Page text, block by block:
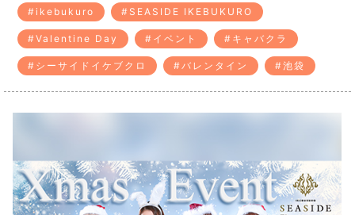
#ikebukuro #SEASIDE IKEBUKURO
#Valentine Day #イベント #キャバクラ
#シーサイドイケブクロ #バレンタイン #池袋